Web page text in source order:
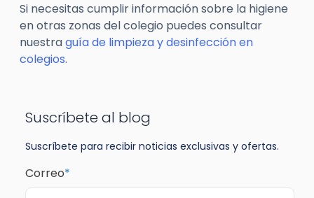
Si necesitas cumplir información sobre la higiene
en otras zonas del colegio puedes consultar
nuestraguía de limpieza y desinfección en
colegios.
Suscríbete al blog
Suscríbete para recibir noticias exclusivas y ofertas.
Correo*